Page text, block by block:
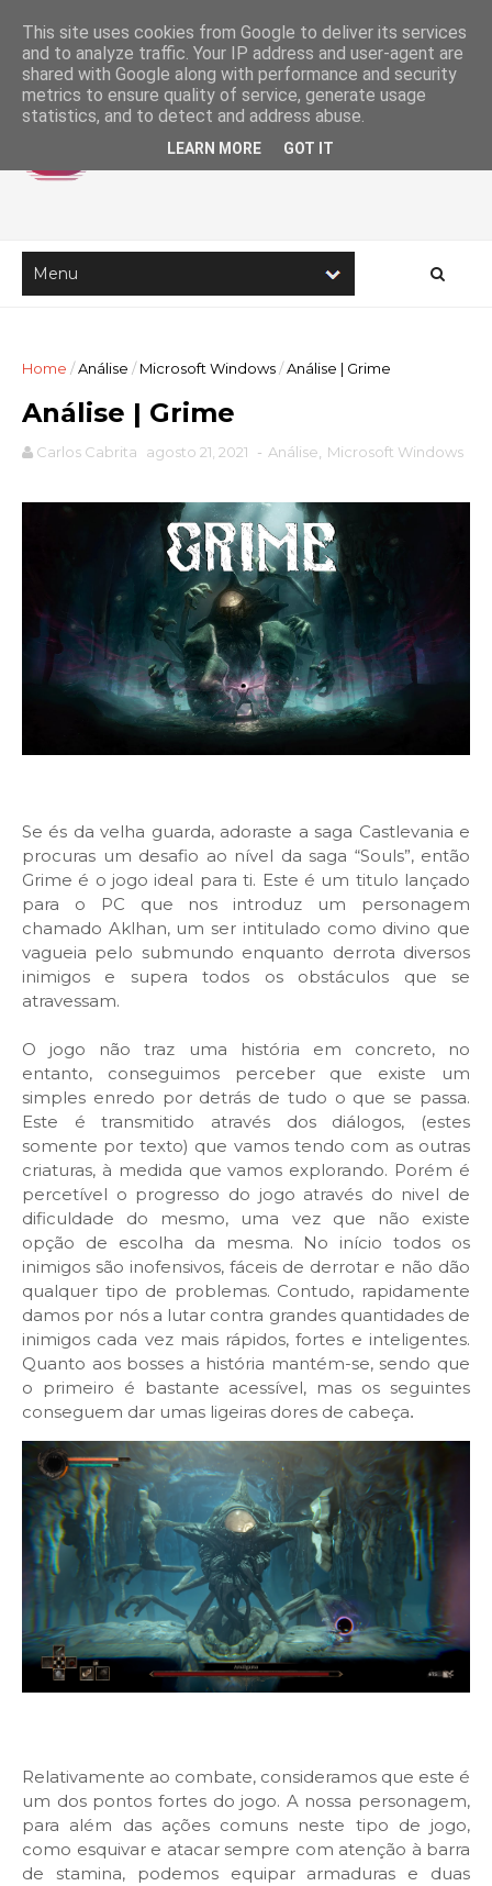
Home /Análise / Microsoft Windows/Análise | Grime
Análise | Grime
Carlos Cabrita agosto 21, 2021 - Análise Microsoft Windows
Se és da velha guarda, adoraste a saga Castlevania e
procuras um desafio ao nível da saga “Souls”, então
Grime é o jogo ideal para ti. Este é um titulo lançado
para o PC que nos introduz um personagem
chamado Aklhan, um ser intitulado como divino que
vagueia pelo submundo enquanto derrota diversos
inimigos e supera todos os obstáculos que se
atravessam.
O jogo não traz uma história em concreto, no
entanto, conseguimos perceber que existe um
simples enredo por detrás de tudo o que se passa.
Este é transmitido através dos diálogos, (estes
somente por texto) que vamos tendo com as outras
criaturas, à medida que vamos explorando. Porém é
percetível o progresso do jogo através do nivel de
dificuldade do mesmo, uma vez que não existe
opção de escolha da mesma. No início todos os
inimigos são inofensivos, fáceis de derrotar e não dão
qualquer tipo de problemas. Contudo, rapidamente
damos por nós a lutar contra grandes quantidades de
inimigos cada vez mais rápidos, fortes e inteligentes.
Quanto aos bosses a história mantém-se, sendo que
o primeiro é bastante acessível, mas os seguintes
conseguem dar umas ligeiras dores de cabeça.
Relativamente ao combate, consideramos que este é
um dos pontos fortes do jogo. A nossa personagem,
para além das ações comuns neste tipo de jogo,
como esquivar e atacar sempre com atenção à barra
de stamina, podemos equipar armaduras e duas
This site uses cookies from Google to deliver its services
and to analyze traffic. Your IP address and user-agent are
shared with Google along with performance and security
metrics to ensure quality of service, generate usage
statistics, and to detect and address abuse.
LEARN MORE GOT IT